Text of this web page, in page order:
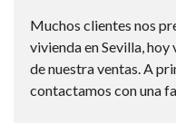
Muchos clientes nos
vivienda en Sevilla, hoy
de nuestra ventas. A
contactamos con una